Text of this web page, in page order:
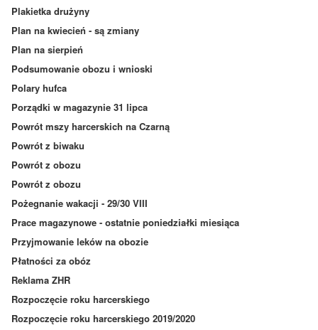
Plakietka drużyny
Plan na kwiecień - są zmiany
Plan na sierpień
Podsumowanie obozu i wnioski
Polary hufca
Porządki w magazynie 31 lipca
Powrót mszy harcerskich na Czarną
Powrót z biwaku
Powrót z obozu
Powrót z obozu
Pożegnanie wakacji - 29/30 VIII
Prace magazynowe - ostatnie poniedziałki miesiąca
Przyjmowanie leków na obozie
Płatności za obóz
Reklama ZHR
Rozpoczęcie roku harcerskiego
Rozpoczęcie roku harcerskiego 2019/2020